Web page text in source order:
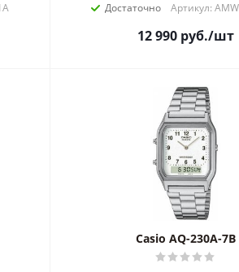
Достаточно Артикул:
12 990руб./шт
Casio AQ-230A-7B